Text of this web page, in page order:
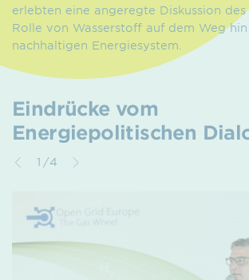
erlebten eine angeregte Diskussion
Rolle von Wasserstoff auf dem Weg
nachhaltigen Energiesystem.
Eindrücke vom
Energiepolitischen
1/4